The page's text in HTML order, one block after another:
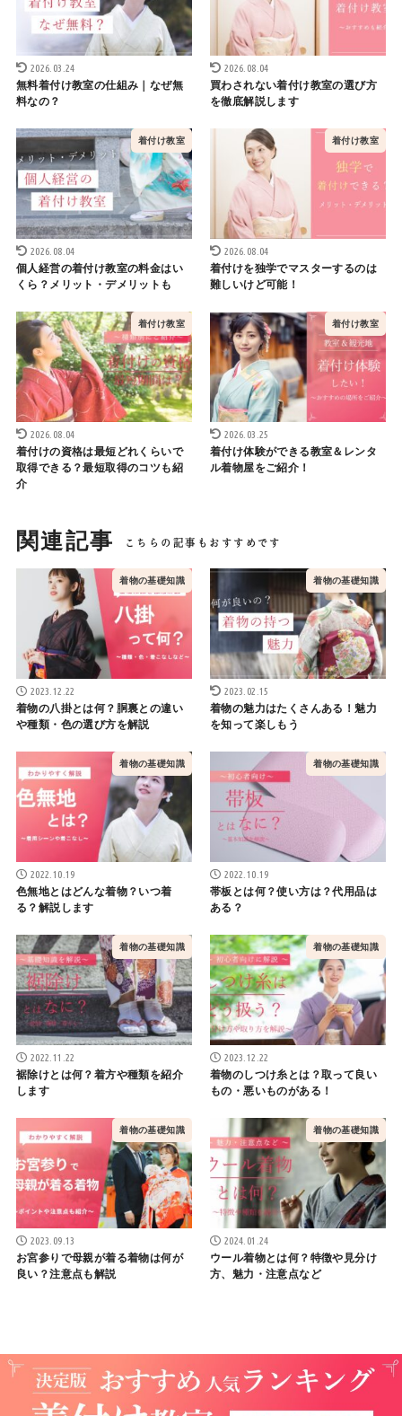
2026.03.24
無料着付け教室の仕組み｜なぜ無
料なの？
2026.08.04
買わされない着付け教室の選び方
を徹底解説します
着付け教室
2026.08.04
個人経営の着付け教室の料金はい
くら？メリット・デメリットも
着付け教室
2026.08.04
着付けを独学でマスターするのは
難しいけど可能！
着付け教室
2026.08.04
着付けの資格は最短どれくらいで
取得できる？最短取得のコツも紹
介
着付け教室
2026.03.25
着付け体験ができる教室＆レンタ
ル着物屋をご紹介！
関連記事
着物の基礎知識
2023.12.22
着物の八掛とは何？胴裏との違い
や種類・色の選び方を解説
着物の基礎知識
2023.02.15
着物の魅力はたくさんある！魅力
を知って楽しもう
着物の基礎知識
2022.10.19
色無地とはどんな着物？いつ着
る？解説します
着物の基礎知識
2022.10.19
帯板とは何？使い方は？代用品は
ある？
着物の基礎知識
2022.11.22
裾除けとは何？着方や種類を紹介
します
着物の基礎知識
2023.12.22
着物のしつけ糸とは？取って良い
もの・悪いものがある！
着物の基礎知識
2023.09.13
お宮参りで母親が着る着物は何が
良い？注意点も解説
着物の基礎知識
2024.01.24
ウール着物とは何？特徴や見分け
方、魅力・注意点など
プライバシーポリシー 運営者情報
©Copyright2026 口コミや評判で選んだ人気の着付け教室ランキン